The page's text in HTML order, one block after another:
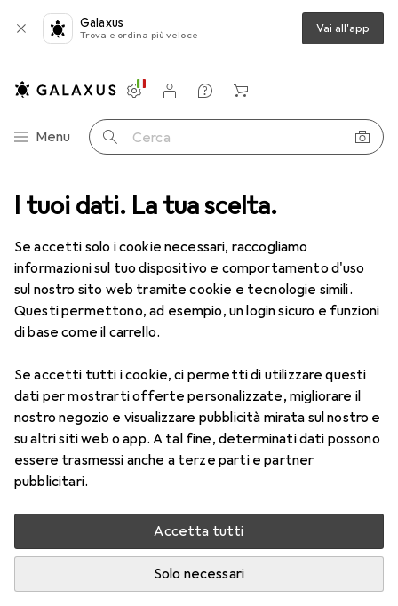
I tuoi dati. La tua scelta.
Se accetti solo i cookie necessari, raccogliamo
informazioni sul tuo dispositivo e comportamento d'uso
sul nostro sito web tramite cookie e tecnologie simili.
Questi permettono, ad esempio, un login sicuro e funzioni
di base come il carrello.
Se accetti tutti i cookie, ci permetti di utilizzare questi
dati per mostrarti offerte personalizzate, migliorare il
nostro negozio e visualizzare pubblicità mirata sul nostro e
su altri siti web o app. A tal fine, determinati dati possono
essere trasmessi anche a terze parti e partner
pubblicitari.
Accetta tutti
Solo necessari
Galaxus
Trova e ordina più veloce Vai all'app
Categoria Navigazione
Menu Cerca
Impostazioni
Conto cliente
Liste di confronto
Liste dei desideri
Carrello
Lenti a contatto Air Optix HydraGlyde per l'astigmatismo 6
1 Immagine
−6%
Air Optix HydraGlyde per
l'astigmatismo 6
-1.25, Obiettivo mensile, 6 pz., Torico
Prezzo in EUR IVA incl.
Valutazioni
Consegna tra lun, 17/8 e mer, 19/8